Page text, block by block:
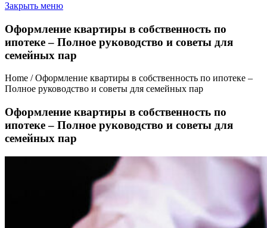
Закрыть меню
Оформление квартиры в собственность по
ипотеке – Полное руководство и советы для
семейных пар
Home / Оформление квартиры в собственность по ипотеке –
Полное руководство и советы для семейных пар
Оформление квартиры в собственность по
ипотеке – Полное руководство и советы для
семейных пар